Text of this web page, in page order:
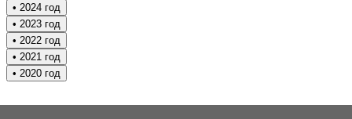
• 2024 год
• 2023 год
• 2022 год
• 2021 год
• 2020 год